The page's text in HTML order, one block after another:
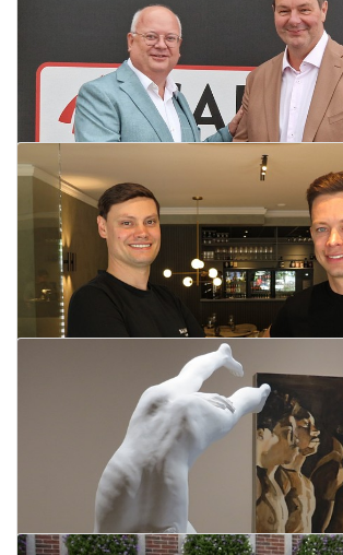
Steunfonds 'warme
30 september 2024
Omloop van het Houtland op
september
24 september 2024
Callant neemt Robyn over
20 september 2024
Meerwaarde voor Torhout
18 september 2024